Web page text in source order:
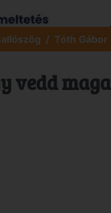
Tóth Gábor
vedd